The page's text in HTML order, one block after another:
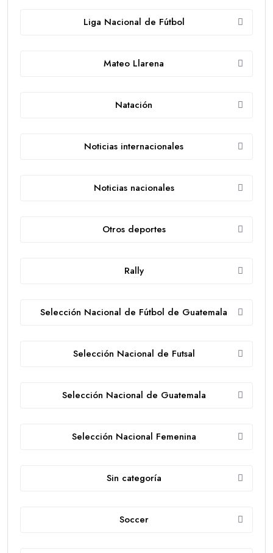
Liga Nacional de Fútbol
Mateo Llarena
Natación
Noticias internacionales
Noticias nacionales
Otros deportes
Rally
Selección Nacional de Fútbol de Guatemala
Selección Nacional de Futsal
Selección Nacional de Guatemala
Selección Nacional Femenina
Sin categoría
Soccer